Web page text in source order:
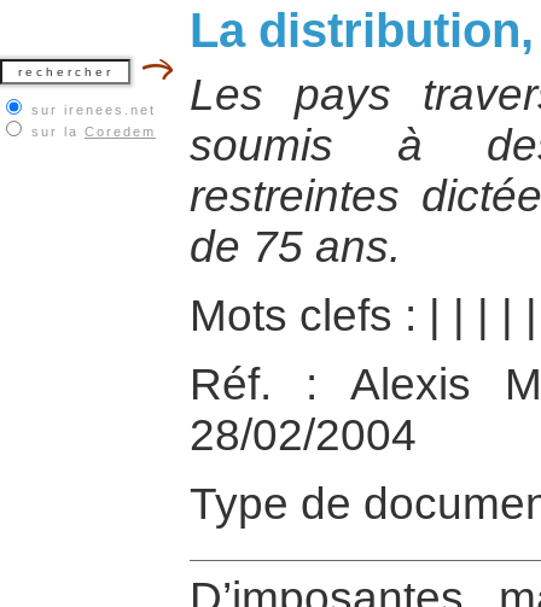
sur irenees.net
sur la Coredem
La
Les pays
soumis à
restreintes
de 75 ans.
Mots clefs :
Réf. : Alexis
28/02/2004
Type de